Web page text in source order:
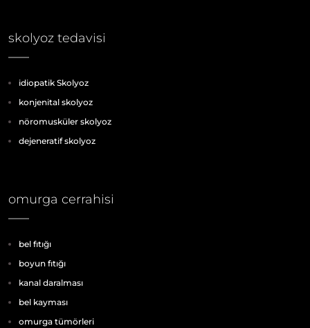
skolyoz tedavisi
idiopatik Skolyoz
konjenital skolyoz
nöromusküler skolyoz
dejeneratif skolyoz
omurga cerrahisi
bel fıtığı
boyun fıtığı
kanal daralması
bel kayması
omurga tümörleri